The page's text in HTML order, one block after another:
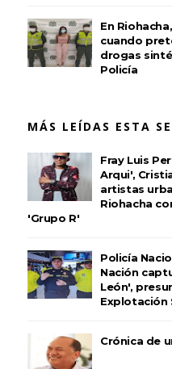
En
cuando
drogas
Policía
MÁS LEÍDAS ESTA
Fray Luis
Arqui',
artistas
Riohacha
'Grupo R'
Policía
Nación
León',
Explotación
Crónica de